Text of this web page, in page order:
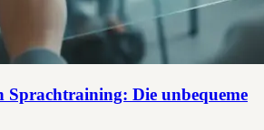
Sprachtraining: Die unbequeme